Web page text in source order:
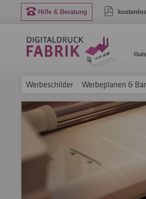
Hilfe & Beratung
Werbeschilder Werbeplanen &